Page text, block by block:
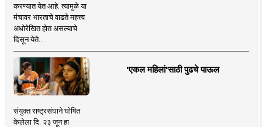
करण्यात येत आहे. त्यामुळे या
मंचावर भारताचे वाढते महत्त्व
अधोरेखित होत असल्याचे
दिसून येते...
'एकल महिलां'साठी पुढचे पाऊल
संयुक्त राष्ट्रसंघाने घोषित
केलेला दि. २३ जून हा